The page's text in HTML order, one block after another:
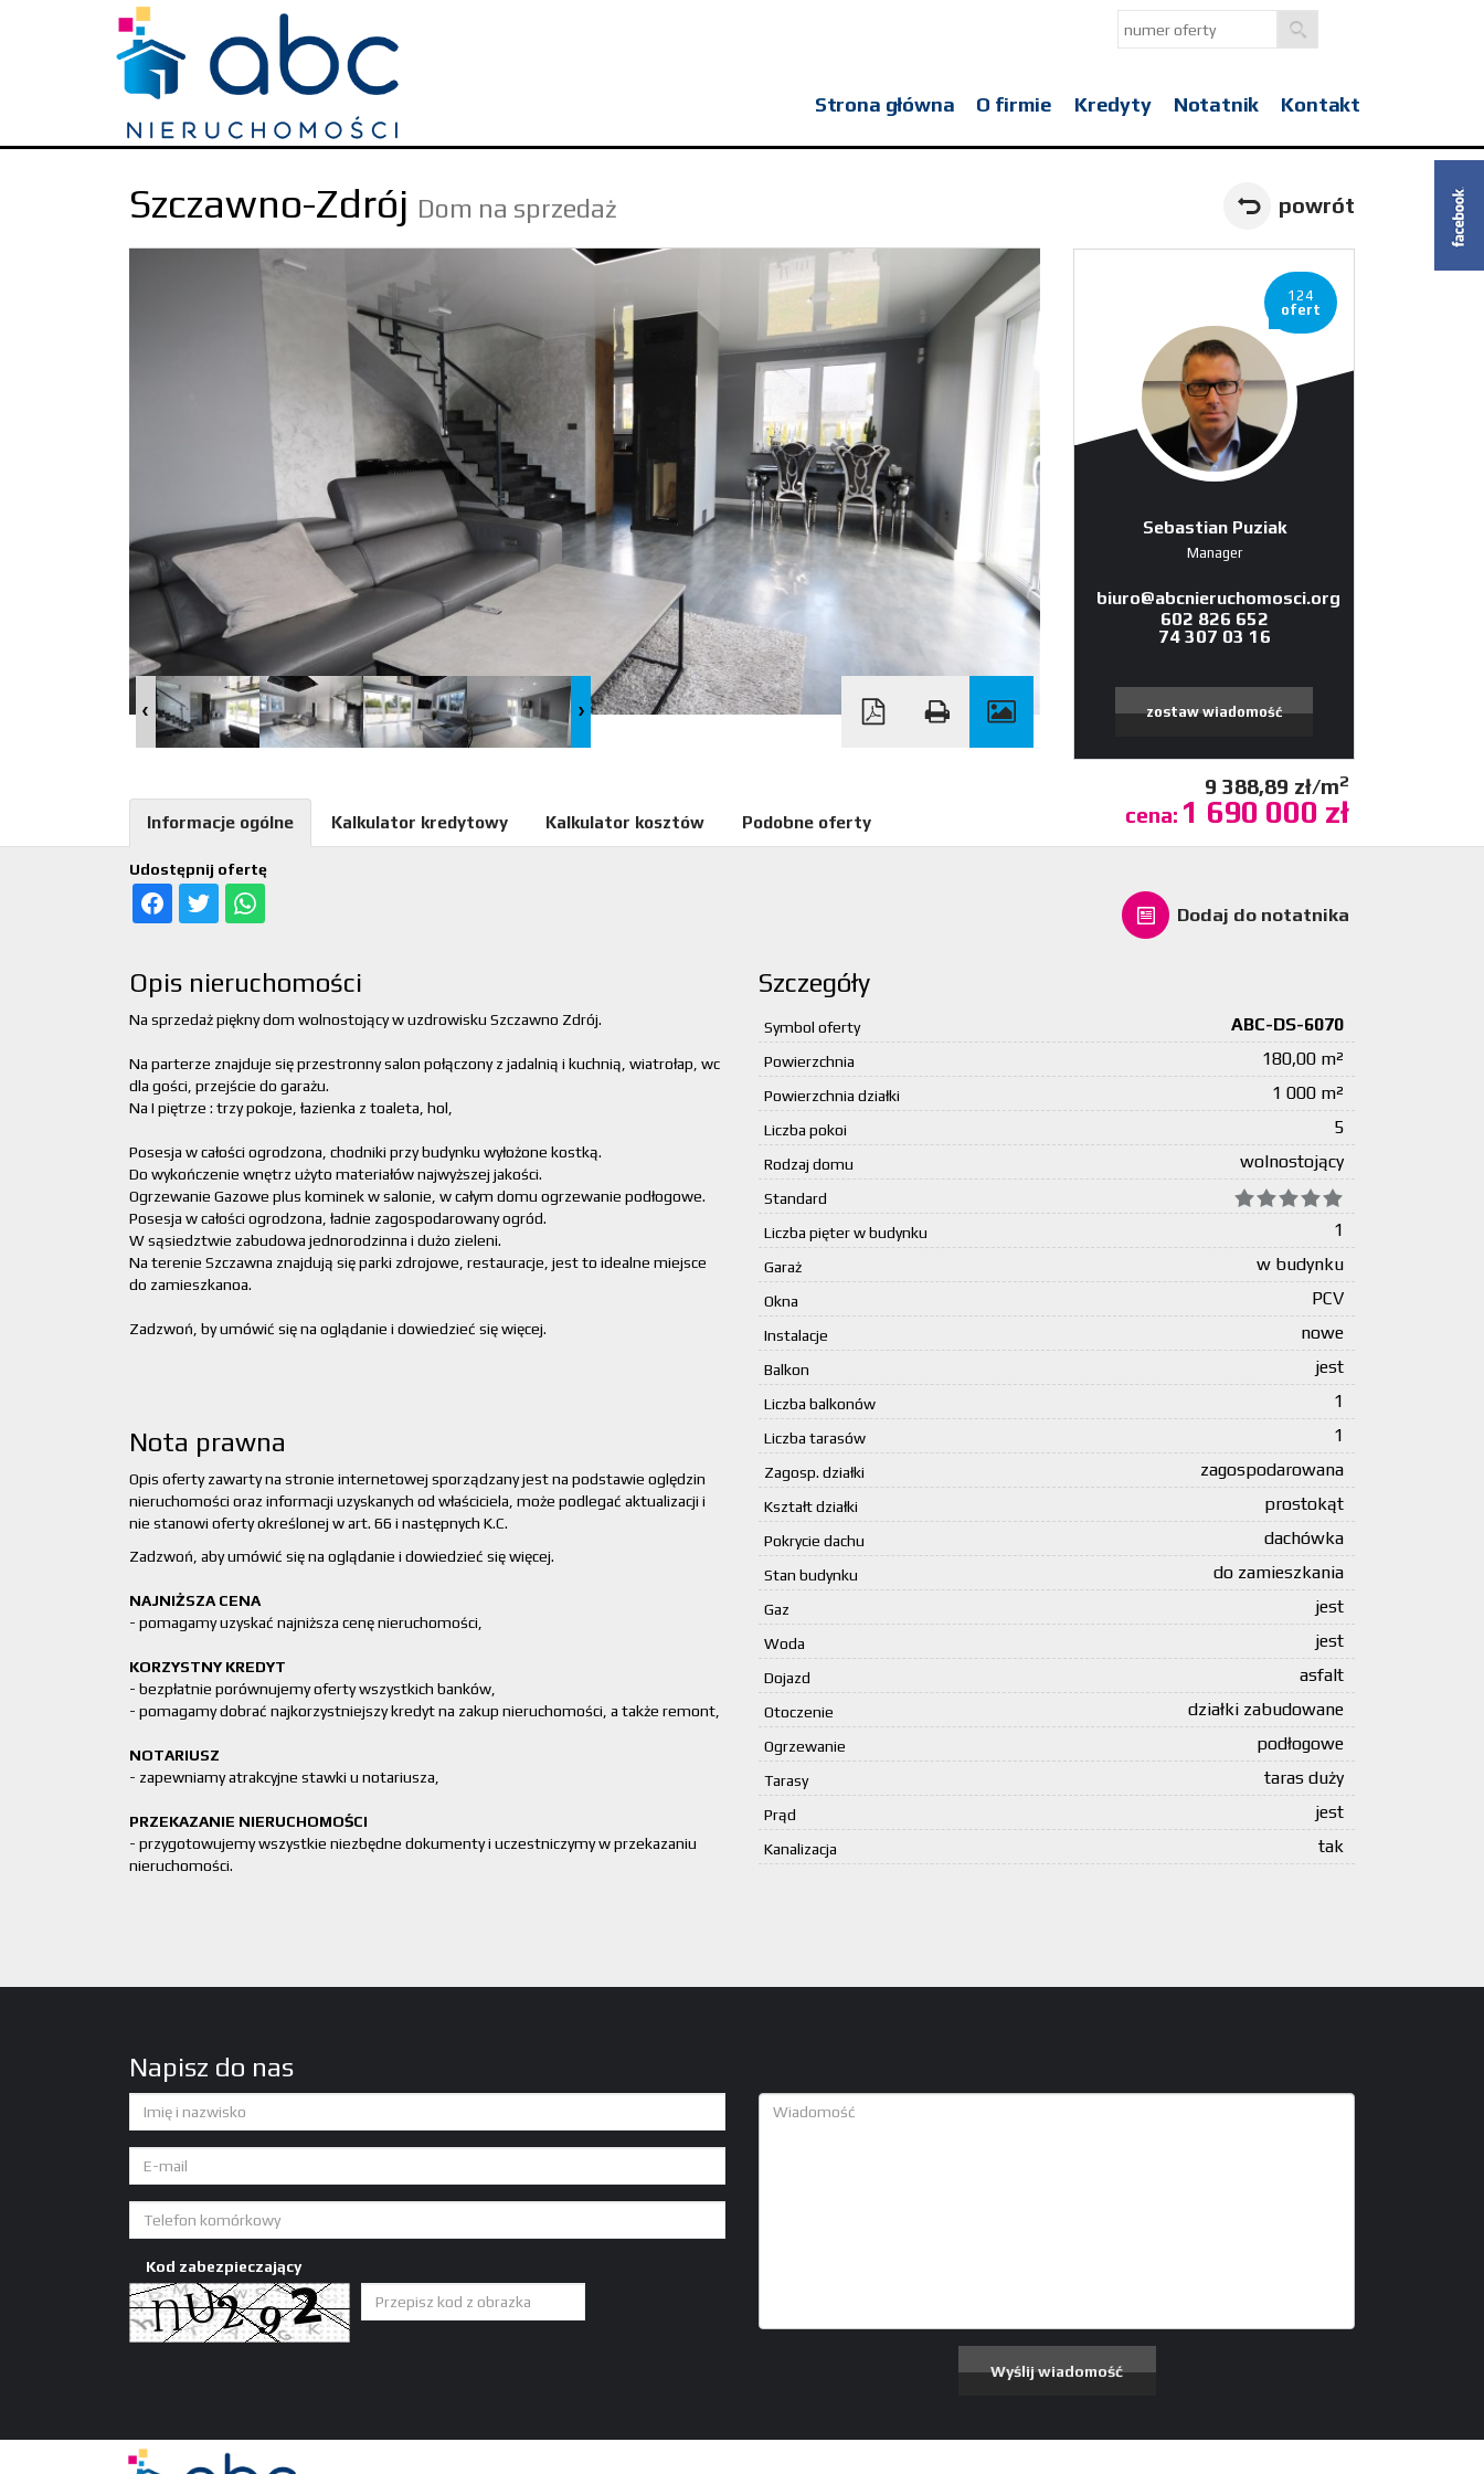
Strona główna O firmie Kredyty Notatnik Kontakt
Szczawno-Zdrój Dom na sprzedaż powrót
124
ofert
Sebastian Puziak
Manager
biuro@abcnieruchomosci.org
602 826 652
74 307 03 16
zostaw wiadomość
9 388,89 zł/m2
cena: 1 690 000 zł
Dodaj do notatnika
Udostępnij ofertę
Informacje ogólne Kalkulator kredytowy Kalkulator kosztów Podobne oferty
Opis nieruchomości
Na sprzedaż piękny dom wolnostojący w uzdrowisku Szczawno Zdrój.
Na parterze znajduje się przestronny salon połączony z jadalnią i kuchnią, wiatrołap, wc
dla gości, przejście do garażu.
Na I piętrze : trzy pokoje, łazienka z toaleta, hol,
Posesja w całości ogrodzona, chodniki przy budynku wyłożone kostką.
Do wykończenie wnętrz użyto materiałów najwyższej jakości.
Ogrzewanie Gazowe plus kominek w salonie, w całym domu ogrzewanie podłogowe.
Posesja w całości ogrodzona, ładnie zagospodarowany ogród.
W sąsiedztwie zabudowa jednorodzinna i dużo zieleni.
Na terenie Szczawna znajdują się parki zdrojowe, restauracje, jest to idealne miejsce
do zamieszkanoa.
Zadzwoń, by umówić się na oglądanie i dowiedzieć się więcej.
Nota prawna
Opis oferty zawarty na stronie internetowej sporządzany jest na podstawie oględzin
nieruchomości oraz informacji uzyskanych od właściciela, może podlegać aktualizacji i
nie stanowi oferty określonej w art. 66 i następnych K.C.
Zadzwoń, aby umówić się na oglądanie i dowiedzieć się więcej.
NAJNIŻSZA CENA
- pomagamy uzyskać najniższa cenę nieruchomości,
KORZYSTNY KREDYT
- bezpłatnie porównujemy oferty wszystkich banków,
- pomagamy dobrać najkorzystniejszy kredyt na zakup nieruchomości, a także remont,
NOTARIUSZ
- zapewniamy atrakcyjne stawki u notariusza,
PRZEKAZANIE NIERUCHOMOŚCI
- przygotowujemy wszystkie niezbędne dokumenty i uczestniczymy w przekazaniu
nieruchomości.
Szczegóły
Symbol oferty ABC-DS-6070
Powierzchnia 180,00 m²
Powierzchnia działki 1 000 m²
Liczba pokoi 5
Rodzaj domu wolnostojący
Standard
Liczba pięter w budynku
1
Garaż w budynku
Okna PCV
Instalacje nowe
Balkon jest
Liczba balkonów 1
Liczba tarasów 1
Zagosp. działki zagospodarowana
Kształt działki prostokąt
Pokrycie dachu dachówka
Stan budynku do zamieszkania
Gaz jest
Woda jest
Dojazd asfalt
Otoczenie działki zabudowane
Ogrzewanie podłogowe
Tarasy taras duży
Prąd jest
Kanalizacja tak
Napisz do nas
Kod zabezpieczający